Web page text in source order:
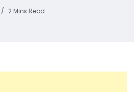
2 Mins Read